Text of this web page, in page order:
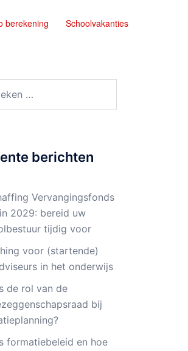
berekening Schoolvakanties
berichten
Vervangingsfonds
2029: bereid uw
tijdig voor
voor (startende)
in het onderwijs
de rol van de
bij
formatiebeleid en hoe